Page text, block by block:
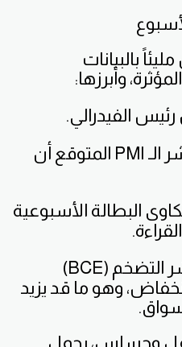
بالبيانات
وأبرزها:
رئيس الفيدرالي.
: صدور مؤشر الـ PMI المتوقع أن
البطالة الأسبوعية
: صدور مؤشر التضخم (BCE)
وهو ما قد يزيد
وحساس، يحمل